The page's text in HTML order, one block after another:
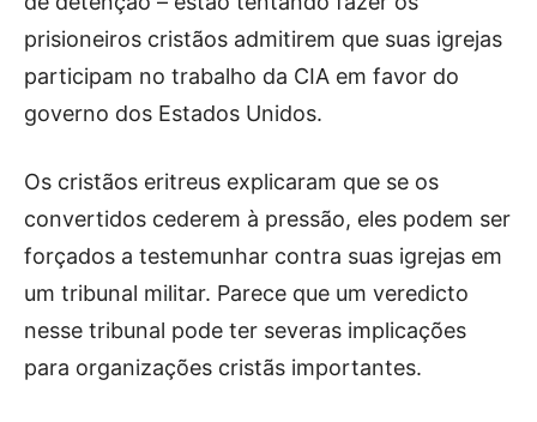
prisioneiros cristãos admitirem que suas igrejas
participam no trabalho da CIA em favor do
governo dos Estados Unidos.
Os cristãos eritreus explicaram que se os
convertidos cederem à pressão, eles podem ser
forçados a testemunhar contra suas igrejas em
um tribunal militar. Parece que um veredicto
nesse tribunal pode ter severas implicações
para organizações cristãs importantes.